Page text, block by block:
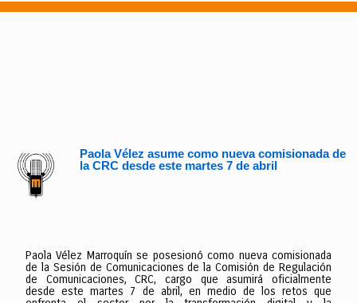
Paola Vélez asume como nueva comisionada de
la CRC desde este martes 7 de abril
Paola Vélez Marroquín se posesionó como nueva comisionada
de la Sesión de Comunicaciones de la Comisión de Regulación
de Comunicaciones, CRC, cargo que asumirá oficialmente
desde este martes 7 de abril, en medio de los retos que